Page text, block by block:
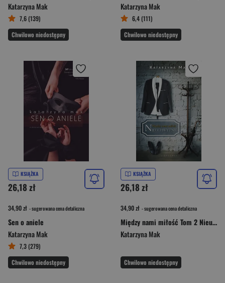
Katarzyna Mak
7,6 (139)
Chwilowo niedostępny
Katarzyna Mak
6,4 (111)
Chwilowo niedostępny
KSIĄŻKA
26,18 zł
34,90 zł - sugerowana cena detaliczna
Sen o aniele
Katarzyna Mak
7,3 (279)
Chwilowo niedostępny
KSIĄŻKA
26,18 zł
34,90 zł - sugerowana cena detaliczna
Między nami miłość Tom 2 Nieuchwytny
Katarzyna Mak
Chwilowo niedostępny